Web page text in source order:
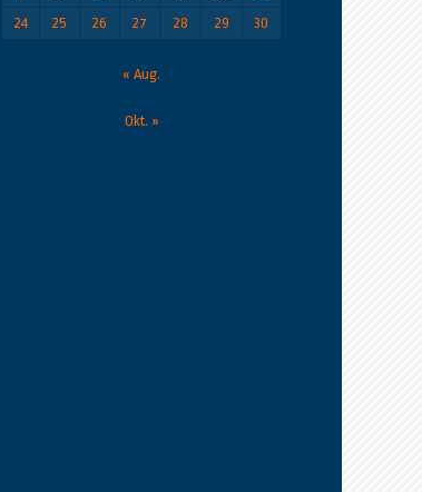
24
25 26 27 28 29 30
« Aug.
Okt. »